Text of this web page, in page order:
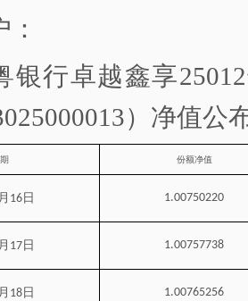
银行卓越鑫享
）净值公
份额净值
月 16 日 1.00750220
月 17 日 1.00757738
月 18 日 1.00765256